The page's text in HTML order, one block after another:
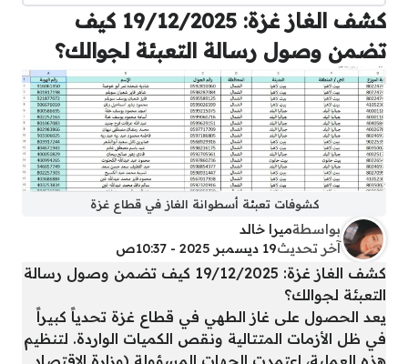
كشف الغاز غزة: 19/12/2025 كيف
تضمن وصول رسالة التعبئة لجوالك؟
كشوفات تعبئة أسطوانة الغاز في قطاع غزة
بواسطةميرا خالد
آخر تحديث19 ديسمبر 2025 - 10:37ص
كشف الغاز غزة: 19/12/2025 كيف تضمن وصول رسالة
التعبئة لجوالك؟
يعد الحصول على غاز الطهي في قطاع غزة تحدياً كبيراً
في ظل الأزمات المتتالية ونقص الكميات الواردة. لتنظيم
هذه العملية، اعتمدت الجهات المسؤولة (وزارة الاقتصاد